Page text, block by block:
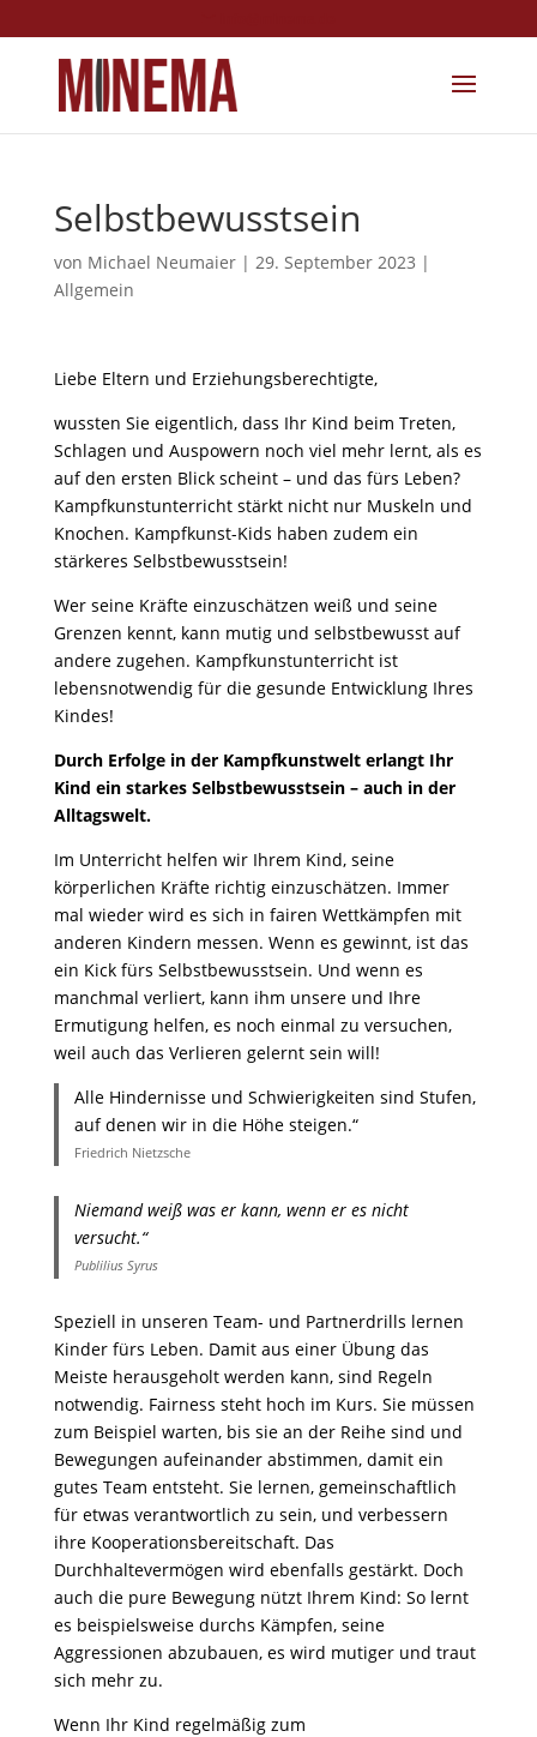
Selbstbewusstsein
von Michael Neumaier| 29. September 2023 |
Allgemein
Liebe Eltern und Erziehungsberechtigte,
wussten Sie eigentlich, dass Ihr Kind beim Treten,
Schlagen und Auspowern noch viel mehr lernt, als es
auf den ersten Blick scheint – und das fürs Leben?
Kampfkunstunterricht stärkt nicht nur Muskeln und
Knochen. Kampfkunst-Kids haben zudem ein
stärkeres Selbstbewusstsein!
Wer seine Kräfte einzuschätzen weiß und seine
Grenzen kennt, kann mutig und selbstbewusst auf
andere zugehen. Kampfkunstunterricht ist
lebensnotwendig für die gesunde Entwicklung Ihres
Kindes!
Durch Erfolge in der Kampfkunstwelt erlangt Ihr
Kind ein starkes Selbstbewusstsein – auch in der
Alltagswelt.
Im Unterricht helfen wir Ihrem Kind, seine
körperlichen Kräfte richtig einzuschätzen. Immer
mal wieder wird es sich in fairen Wettkämpfen mit
anderen Kindern messen. Wenn es gewinnt, ist das
ein Kick fürs Selbstbewusstsein. Und wenn es
manchmal verliert, kann ihm unsere und Ihre
Ermutigung helfen, es noch einmal zu versuchen,
weil auch das Verlieren gelernt sein will!
Alle Hindernisse und Schwierigkeiten sind Stufen,
auf denen wir in die Höhe steigen.“
Friedrich Nietzsche
Niemand weiß was er kann, wenn er es nicht
versucht.“
Publilius Syrus
Speziell in unseren Team- und Partnerdrills lernen
Kinder fürs Leben. Damit aus einer Übung das
Meiste herausgeholt werden kann, sind Regeln
notwendig. Fairness steht hoch im Kurs. Sie müssen
zum Beispiel warten, bis sie an der Reihe sind und
Bewegungen aufeinander abstimmen, damit ein
gutes Team entsteht. Sie lernen, gemeinschaftlich
für etwas verantwortlich zu sein, und verbessern
ihre Kooperationsbereitschaft. Das
Durchhaltevermögen wird ebenfalls gestärkt. Doch
auch die pure Bewegung nützt Ihrem Kind: So lernt
es beispielsweise durchs Kämpfen, seine
Aggressionen abzubauen, es wird mutiger und traut
sich mehr zu.
Wenn Ihr Kind regelmäßig zum